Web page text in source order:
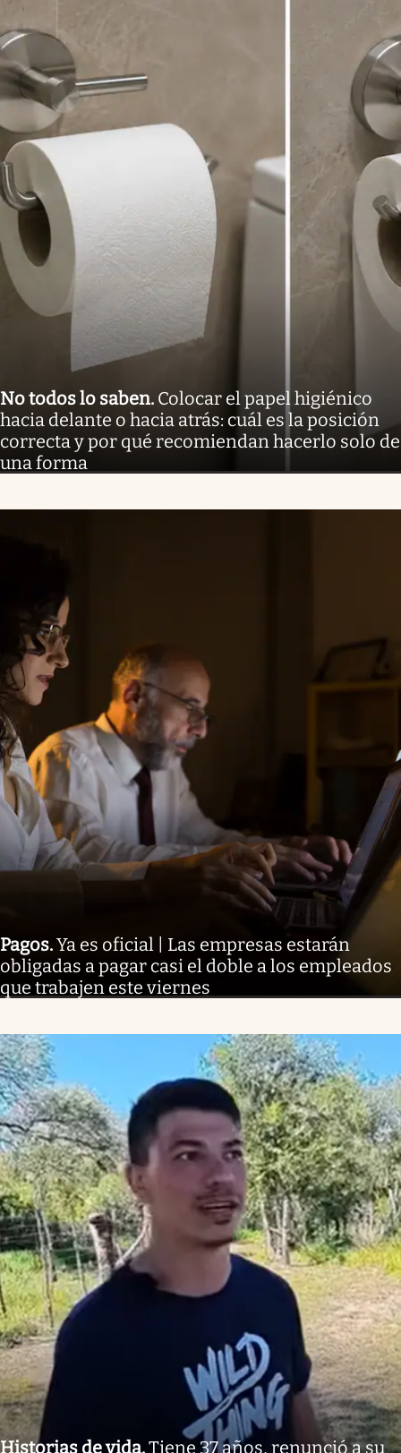
No todos lo saben. Colocar el papel higiénico
hacia delante o hacia atrás: cuál es la posición
correcta y por qué recomiendan hacerlo solo de
una forma
Pagos.Ya es oficial | Las empresas estarán
obligadas a pagar casi el doble a los empleados
que trabajen este viernes
Historias de vida.Tiene 37 años, renunció a su